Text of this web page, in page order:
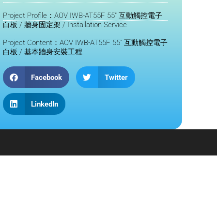
Project Profile：AOV IWB-AT55F 55" 互動觸控電子
白板 / 牆身固定架 / Installation Service
Project Content：AOV IWB-AT55F 55" 互動觸控電子
白板 / 基本牆身安裝工程
Facebook Twitter
LinkedIn